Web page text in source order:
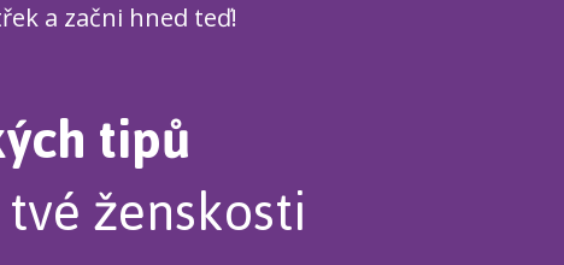
a začni hned teď!
tipů
ženskosti